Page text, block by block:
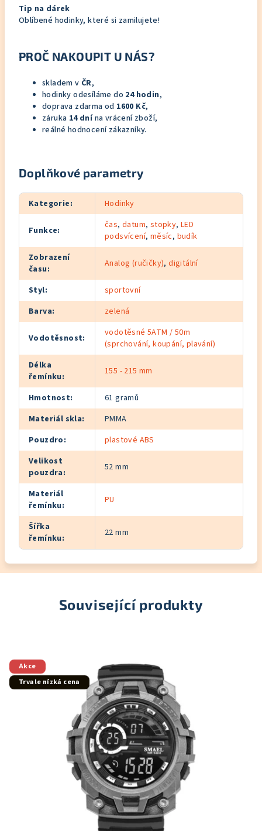
Tip na dárek
Oblíbené hodinky, které si zamilujete!
PROČ NAKOUPIT U NÁS?
skladem v ČR,
hodinky odesíláme do 24 hodin,
doprava zdarma od 1600 Kč,
záruka 14 dnína vrácení zboží,
reálné hodnocení zákazníky.
Doplňkové parametry
Kategorie: Hodinky
Funkce: čas,datum, stopky,LED
podsvícení, měsíc, budík
Zobrazení
času: Analog (ručičky),digitální
Styl:
sportovní
Barva: zelená
Vodotěsnost:
vodotěsné 5ATM / 50m
(sprchování, koupání, plavání)
Délka
řemínku: 155 - 215 mm
Hmotnost:
61 gramů
Materiál skla:
PMMA
Pouzdro:
plastové ABS
Velikost
pouzdra: 52 mm
Materiál
řemínku: PU
Šířka
řemínku: 22 mm
Související produkty
Akce
Trvale nízká cena